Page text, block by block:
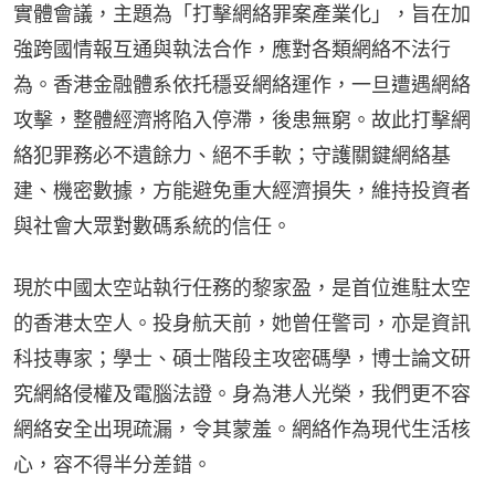
實體會議，主題為「打擊網絡罪案產業化」，旨在加
強跨國情報互通與執法合作，應對各類網絡不法行
為。香港金融體系依托穩妥網絡運作，一旦遭遇網絡
攻擊，整體經濟將陷入停滯，後患無窮。故此打擊網
絡犯罪務必不遺餘力、絕不手軟；守護關鍵網絡基
建、機密數據，方能避免重大經濟損失，維持投資者
與社會大眾對數碼系統的信任。
現於中國太空站執行任務的黎家盈，是首位進駐太空
的香港太空人。投身航天前，她曾任警司，亦是資訊
科技專家；學士、碩士階段主攻密碼學，博士論文研
究網絡侵權及電腦法證。身為港人光榮，我們更不容
網絡安全出現疏漏，令其蒙羞。網絡作為現代生活核
心，容不得半分差錯。